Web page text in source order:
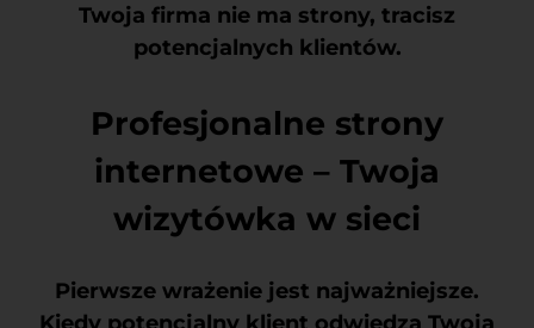
Twoja firma nie ma strony, tracisz
potencjalnych klientów.
Profesjonalne strony
internetowe – Twoja
wizytówka w sieci
Pierwsze wrażenie jest najważniejsze.